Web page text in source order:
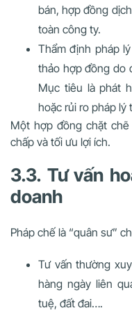
bán, hợp đồng
toàn công ty.
Thẩm định pháp
thảo hợp đồng do
Mục tiêu là phát
hoặc rủi ro pháp lý
Một hợp đồng chặt
chấp và tối ưu lợi ích.
3.3. Tư vấn
doanh
Pháp chế là “quân sư”
Tư vấn thường
hàng ngày liên
tuệ, đất đai….